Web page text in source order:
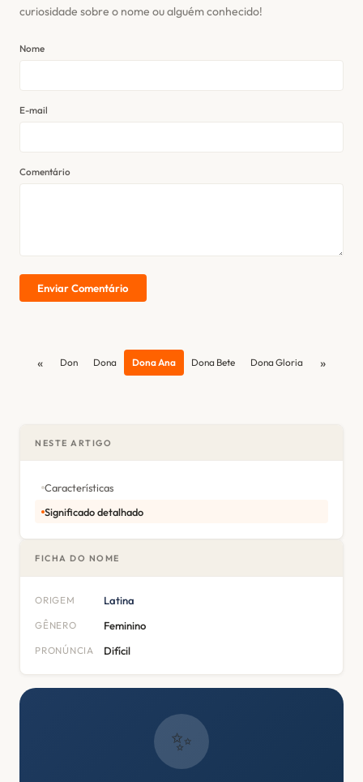
curiosidade sobre o nome ou alguém conhecido!
Nome
E-mail
Comentário
Enviar Comentário
« Don Dona Dona Ana Dona Bete Dona Gloria »
NESTE ARTIGO
Características
Significado detalhado
FICHA DO NOME
ORIGEM Latina
GÊNERO Feminino
PRONÚNCIA Difícil
✨